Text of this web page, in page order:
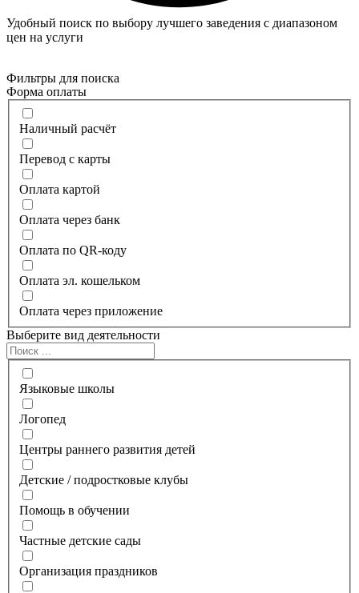
Удобный поиск по выбору лучшего заведения с диапазоном
цен на услуги
Фильтры для поиска
Форма оплаты
Наличный расчёт
Перевод с карты
Оплата картой
Оплата через банк
Оплата по QR-коду
Оплата эл. кошельком
Оплата через приложение
Выберите вид деятельности
Языковые школы
Логопед
Центры раннего развития детей
Детские / подростковые клубы
Помощь в обучении
Частные детские сады
Организация праздников